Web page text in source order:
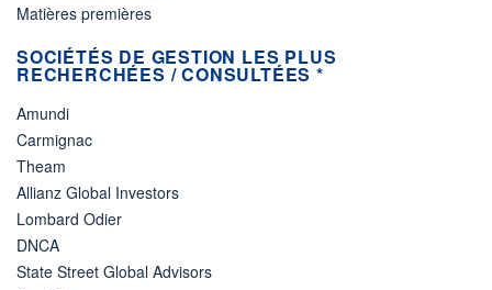
Matières premières
SOCIÉTÉS DE GESTION LES PLUS
RECHERCHÉES / CONSULTÉES *
Amundi
Carmignac
Theam
Allianz Global Investors
Lombard Odier
DNCA
State Street Global Advisors